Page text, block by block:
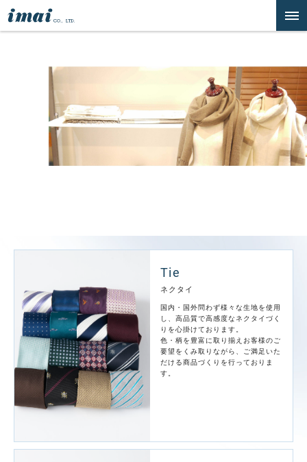
Tie
ネクタイ
国内・国外問わず様々な生地を使用
し、高品質で高感度なネクタイづく
りを心掛けております。
色・柄を豊富に取り揃えお客様のご
要望をくみ取りながら、ご満足いた
だける商品づくりを行っておりま
す。